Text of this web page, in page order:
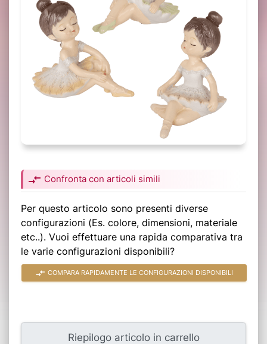
compare_arrows Confronta con articoli simili
Per questo articolo sono presenti diverse
configurazioni (Es. colore, dimensioni, materiale
etc..). Vuoi effettuare una rapida comparativa tra
le varie configurazioni disponibili?
compare_arrows COMPARA RAPIDAMENTE LE CONFIGURAZIONI DISPONIBILI
Riepilogo articolo in carrello